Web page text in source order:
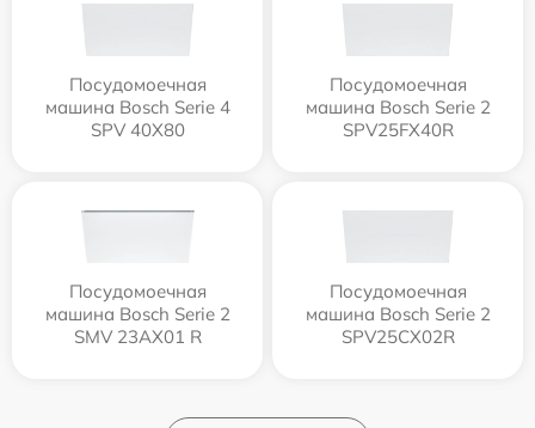
Посудомоечная
машина Bosch Serie 4
SPV 40X80
Посудомоечная
машина Bosch Serie 2
SPV25FX40R
Посудомоечная
машина Bosch Serie 2
SMV 23AX01 R
Посудомоечная
машина Bosch Serie 2
SPV25CX02R